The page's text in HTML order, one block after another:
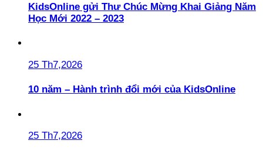
KidsOnline gửi Thư Chúc Mừng Khai Giảng Năm
Học Mới 2022 – 2023
25 Th7,2026
10 năm – Hành trình đổi mới của KidsOnline
25 Th7,2026